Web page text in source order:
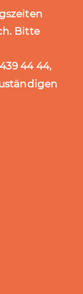
Bitte
44 44,